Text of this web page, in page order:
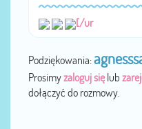
[/ur
Podziękowania:
Prosimyzaloguj sięlub
dołączyć do rozmowy.